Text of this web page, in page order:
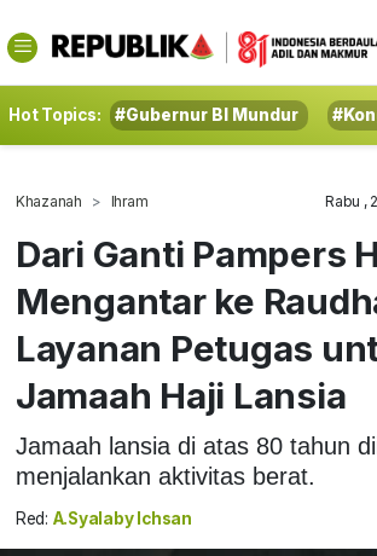
Hot Topics: #Gubernur BI Mundur
Khazanah Ihram Rabu ,
Dari Ganti Pampers
Mengantar ke
Layanan Petugas
Jamaah Haji Lansia
Jamaah lansia di atas 80 tahun
menjalankan aktivitas berat.
Red: A.Syalaby Ichsan